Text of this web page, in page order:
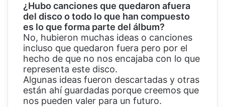
¿Hubo canciones que quedaron afuera
del disco o todo lo que han compuesto
es lo que forma parte del álbum?
No, hubieron muchas ideas o canciones
incluso que quedaron fuera pero por el
hecho de que no nos encajaba con lo que
representa este disco.
Algunas ideas fueron descartadas y otras
están ahí guardadas porque creemos que
nos pueden valer para un futuro.